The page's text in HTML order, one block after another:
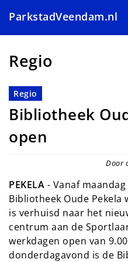
en
naar
de
inhoud
gaan
ParkstadVeendam.nl
Regio
Regio
Bibliotheek
open
Door
PEKELA - Vanaf
Bibliotheek Oude Pekela
is verhuisd naar het
centrum aan de
werkdagen open van
donderdagavond is de